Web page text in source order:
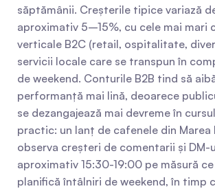
săptămânii. Creșterile tipice variază
aproximativ 5–15%, cu cele mai mari
verticale B2C (retail, ospitalitate,
servicii locale care se transpun în
de weekend. Conturile B2B tind să
performanță mai lină, deoarece
se dezangajează mai devreme în
practic: un lanț de cafenele din
observa creșteri de comentarii și DM-
aproximativ 15:30-19:00 pe măsură
planifică întâlniri de weekend, în timp